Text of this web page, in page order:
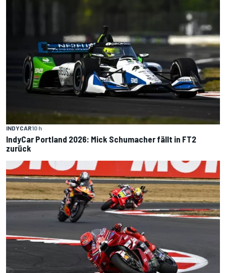
INDYCAR10 h
IndyCar Portland 2026: Mick Schumacher fällt in FT2
zurück